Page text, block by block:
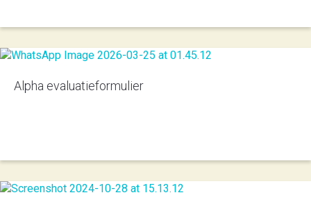
Alpha evaluatieformulier